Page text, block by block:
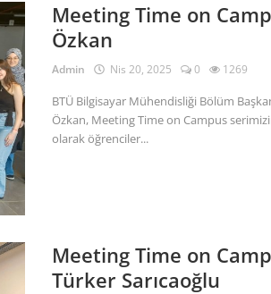
Meeting Time on
Özkan
Admin Nis 20, 2025 0 1269
BTÜ Bilgisayar Mühendisliği Bölüm
Özkan, Meeting Time on Campus
olarak öğrenciler...
Meeting Time on
Türker Sarıcaoğlu